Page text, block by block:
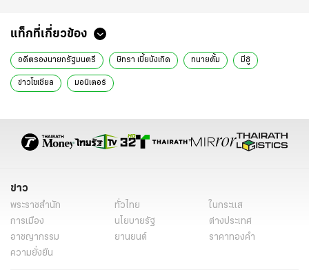
แท็กที่เกี่ยวข้อง
อดีตรองนายกรัฐมนตรี ษิทรา เบี้ยบังเกิด ทนายตั้ม มีชู้
ข่าวโซเชียล มอนิเตอร์
ข่าว
พระราชสำนัก ทั่วไทย
ในกระแส
การเมือง
นโยบายรัฐ
ต่างประเทศ
อาชญากรรม
ยานยนต์
ราคาทองคำ
ความยั่งยืน